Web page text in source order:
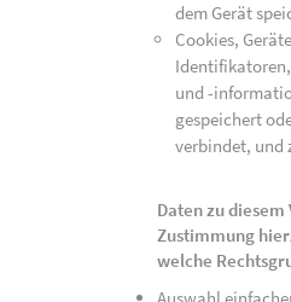
dem Gerät
Cookies,
und -
gespeichert
verbindet, und
Daten zu
Zustimmung
welche